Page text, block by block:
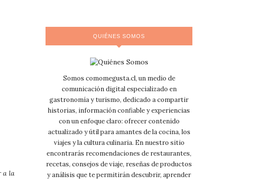
a la
QUIÉNES SOMOS
Somos comomegusta.cl, un medio de
comunicación digital especializado en
gastronomía y turismo, dedicado a compartir
historias, información confiable y experiencias
con un enfoque claro: ofrecer contenido
actualizado y útil para amantes de la cocina, los
viajes y la cultura culinaria. En nuestro sitio
encontrarás recomendaciones de restaurantes,
recetas, consejos de viaje, reseñas de productos
y análisis que te permitirán descubrir, aprender